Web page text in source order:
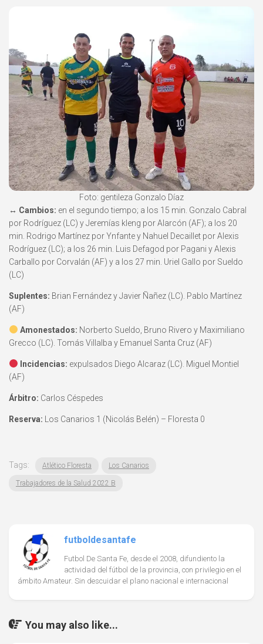
Foto: gentileza Gonzalo Díaz
↔️ Cambios: en el segundo tiempo; a los 15 min. Gonzalo Cabral
por Rodríguez (LC) y Jeremías kleng por Alarcón (AF); a los 20
min. Rodrigo Martínez por Ynfante y Nahuel Decaillet por Alexis
Rodríguez (LC); a los 26 min. Luis Defagod por Pagani y Alexis
Carballo por Corvalán (AF) y a los 27 min. Uriel Gallo por Sueldo
(LC)
Suplentes: Brian Fernández y Javier Ñañez (LC). Pablo Martínez
(AF)
Amonestados: Norberto Sueldo, Bruno Rivero y Maximiliano
Grecco (LC). Tomás Villalba y Emanuel Santa Cruz (AF)
Incidencias: expulsados Diego Alcaraz (LC). Miguel Montiel
(AF)
Árbitro: Carlos Céspedes
Reserva: Los Canarios 1 (Nicolás Belén) – Floresta 0
Tags: Atlético Floresta Los Canarios
Trabajadores de la Salud 2022 B
futboldesantafe
Futbol De Santa Fe, desde el 2008, difundiento la
actividad del fútbol de la provincia, con privilegio en el
ámbito Amateur. Sin descuidar el plano nacional e internacional
You may also like...